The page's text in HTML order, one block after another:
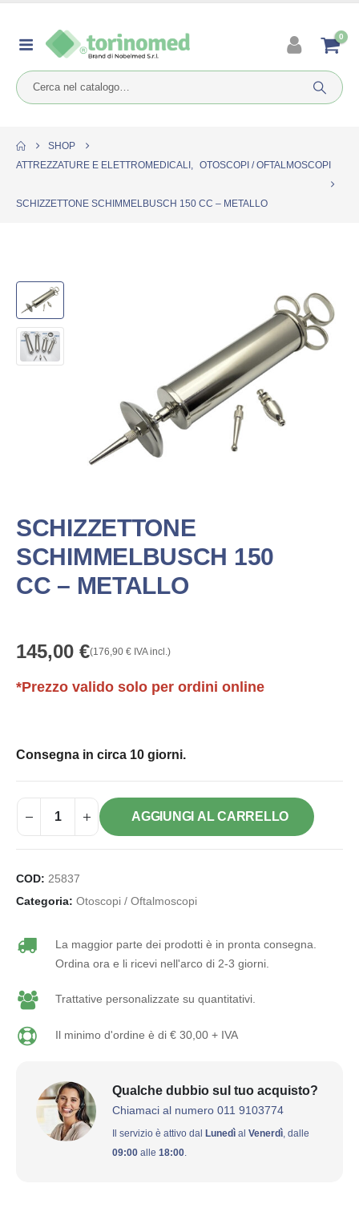
0
SHOP
ATTREZZATURE E ELETTROMEDICALI , OTOSCOPI / OFTALMOSCOPI
SCHIZZETTONE SCHIMMELBUSCH 150 CC – METALLO
SCHIZZETTONE
SCHIMMELBUSCH 150
CC – METALLO
145,00 €(176,90 € IVA incl.)
*Prezzo valido solo per ordini online
Consegna in circa 10 giorni.
AGGIUNGI AL CARRELLO
COD: 25837
Categoria: Otoscopi / Oftalmoscopi
La maggior parte dei prodotti è in pronta consegna.
Ordina ora e li ricevi nell'arco di 2-3 giorni.
Trattative personalizzate su quantitativi.
Il minimo d'ordine è di € 30,00 + IVA
Qualche dubbio sul tuo acquisto?
Chiamaci al numero 011 9103774
Il servizio è attivo dal Lunedì al Venerdì , dalle
09:00 alle 18:00